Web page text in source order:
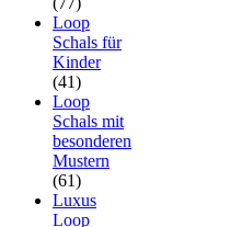
Loop
Schals für
Kinder
(41)
Loop
Schals mit
besonderen
Mustern
(61)
Luxus
Loop